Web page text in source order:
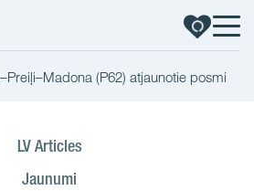
(P62) atjaunotie posmi
LV Articles
Jaunumi